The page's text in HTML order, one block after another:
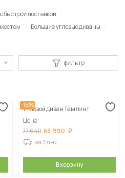
быстрой доставкой
Большие угловые диваны
фильтр
-15%
Угловой диван Гамлинг
Цена
77 640 65 990
за 3 дня
В корзину